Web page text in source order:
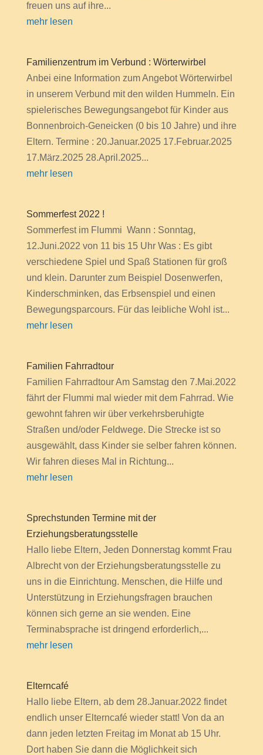
freuen uns auf ihre...
mehr lesen
Familienzentrum im Verbund : Wörterwirbel
Anbei eine Information zum Angebot Wörterwirbel
in unserem Verbund mit den wilden Hummeln. Ein
spielerisches Bewegungsangebot für Kinder aus
Bonnenbroich-Geneicken (0 bis 10 Jahre) und ihre
Eltern. Termine : 20.Januar.2025 17.Februar.2025
17.März.2025 28.April.2025...
mehr lesen
Sommerfest 2022 !
Sommerfest im Flummi Wann : Sonntag,
12.Juni.2022 von 11 bis 15 Uhr Was : Es gibt
verschiedene Spiel und Spaß Stationen für groß
und klein. Darunter zum Beispiel Dosenwerfen,
Kinderschminken, das Erbsenspiel und einen
Bewegungsparcours. Für das leibliche Wohl ist...
mehr lesen
Familien Fahrradtour
Familien Fahrradtour Am Samstag den 7.Mai.2022
fährt der Flummi mal wieder mit dem Fahrrad. Wie
gewohnt fahren wir über verkehrsberuhigte
Straßen und/oder Feldwege. Die Strecke ist so
ausgewählt, dass Kinder sie selber fahren können.
Wir fahren dieses Mal in Richtung...
mehr lesen
Sprechstunden Termine mit der
Erziehungsberatungsstelle
Hallo liebe Eltern, Jeden Donnerstag kommt Frau
Albrecht von der Erziehungsberatungsstelle zu
uns in die Einrichtung. Menschen, die Hilfe und
Unterstützung in Erziehungsfragen brauchen
können sich gerne an sie wenden. Eine
Terminabsprache ist dringend erforderlich,...
mehr lesen
Elterncafé
Hallo liebe Eltern, ab dem 28.Januar.2022 findet
endlich unser Elterncafé wieder statt! Von da an
dann jeden letzten Freitag im Monat ab 15 Uhr.
Dort haben Sie dann die Möglichkeit sich